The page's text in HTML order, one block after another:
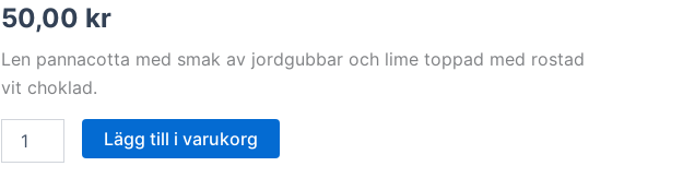
50,00 kr
Len pannacotta med smak av jordgubbar och lime toppad med rostad
vit choklad.
Jordgubbspannacotta
med
Lägg till i varukorg